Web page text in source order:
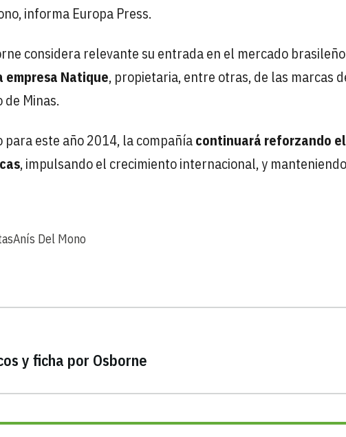
informa Europa Press.
considera relevante su entrada en el mercado brasileño
empresa Natique, propietaria, entre otras, de las marcas
Minas.
para este año 2014, la compañíacontinuará reforzando el
, impulsando el crecimiento internacional, y
Anís Del Mono
y ficha por Osborne